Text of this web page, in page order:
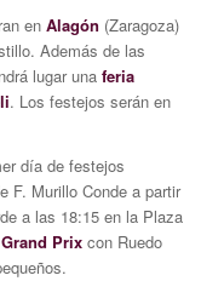
en Alagón (Zaragoza)
Además de las
lugar una feria
. Los festejos serán en
día de festejos
F. Murillo Conde a partir
a las 18:15 en la Plaza
Grand Prixcon Ruedo